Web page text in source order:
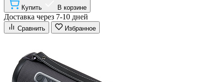
Купить В корзине
Доставка через 7-10 дней
Сравнить Избранное